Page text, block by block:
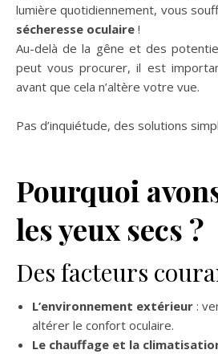
lumière quotidiennement, vous
sécheresse oculaire !
Au-delà de la gêne et des
peut vous procurer, il est
avant que cela n’altère votre vue.
Pas d’inquiétude, des solutions
Pourquoi
les yeux secs ?
Des facteurs
L’environnement extérieur :
altérer le confort oculaire.
Le chauffage et la